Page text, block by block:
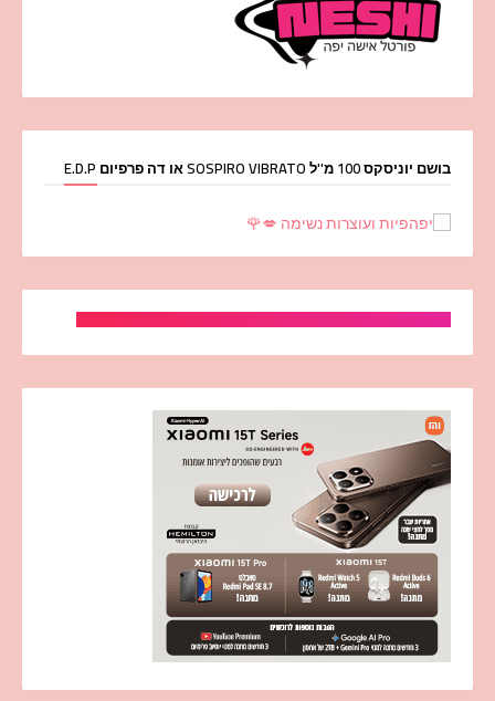
בושם יוניסקס 100 מ''ל SOSPIRO VIBRATO או דה פרפיום E.D.P